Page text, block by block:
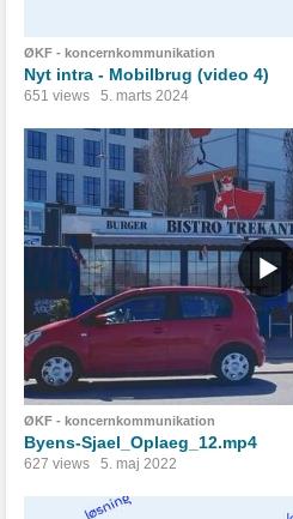
ØKF - koncernkommunikation
Nyt intra - Mobilbrug (video 4)
651 views 5. marts 2024
ØKF - koncernkommunikation
Byens-Sjael_Oplaeg_12.mp4
627 views 5. maj 2022